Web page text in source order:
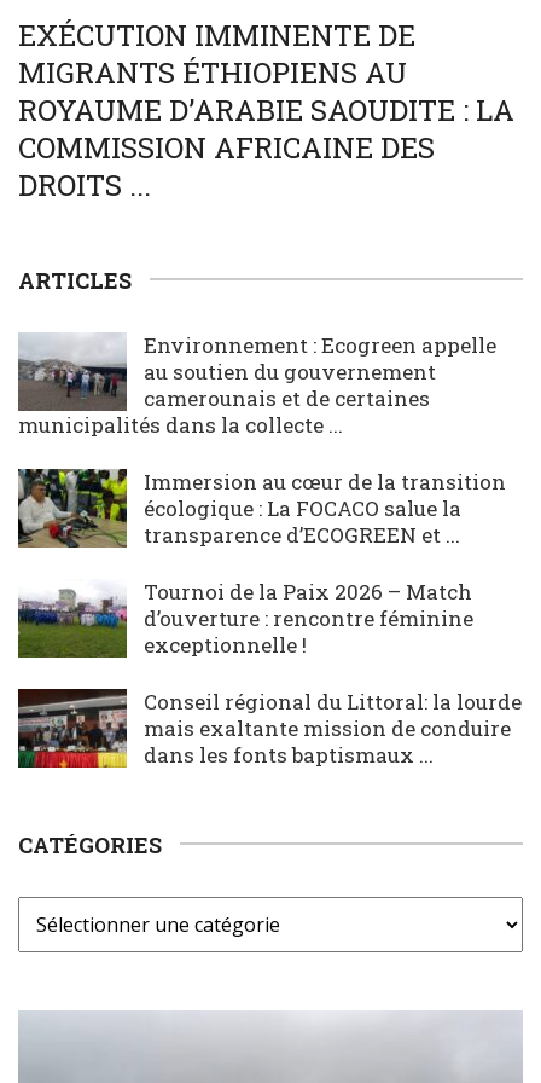
EXÉCUTION IMMINENTE DE
MIGRANTS ÉTHIOPIENS AU
ROYAUME D’ARABIE SAOUDITE : LA
COMMISSION AFRICAINE DES
DROITS ...
ARTICLES
Environnement : Ecogreen appelle
au soutien du gouvernement
camerounais et de certaines
municipalités dans la collecte ...
Immersion au cœur de la transition
écologique : La FOCACO salue la
transparence d’ECOGREEN et ...
Tournoi de la Paix 2026 – Match
d’ouverture : rencontre féminine
exceptionnelle !
Conseil régional du Littoral: la lourde
mais exaltante mission de conduire
dans les fonts baptismaux ...
CATÉGORIES